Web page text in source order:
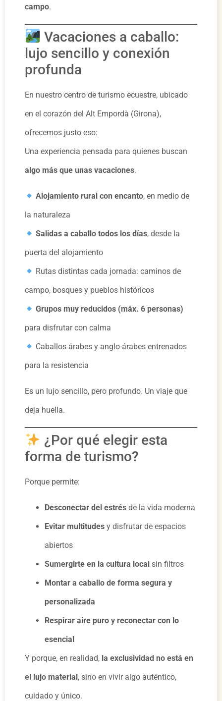
campo.
Vacaciones a caballo:
lujo sencillo y conexión
profunda
En nuestro centro de turismo ecuestre, ubicado
en el corazón del Alt Empordà (Girona),
ofrecemos justo eso:
Una experiencia pensada para quienes buscan
algo más que unas vacaciones.
Alojamiento rural con encanto, en medio de
la naturaleza
Salidas a caballo todos los días, desde la
puerta del alojamiento
Rutas distintas cada jornada: caminos de
campo, bosques y pueblos históricos
Grupos muy reducidos (máx. 6 personas)
para disfrutar con calma
Caballos árabes y anglo-árabes entrenados
para la resistencia
Es un lujo sencillo, pero profundo. Un viaje que
deja huella.
¿Por qué elegir esta
forma de turismo?
Porque permite:
Desconectar del estrés de la vida moderna
Evitar multitudes y disfrutar de espacios
abiertos
Sumergirte en la cultura local sin filtros
Montar a caballo de forma segura y
personalizada
Respirar aire puro y reconectar con lo
esencial
Y porque, en realidad, la exclusividad no está en
el lujo material, sino en vivir algo auténtico,
cuidado y único.